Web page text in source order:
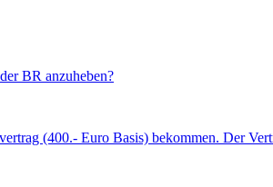
BR anzuheben?
(400.- Euro Basis) bekommen. Der